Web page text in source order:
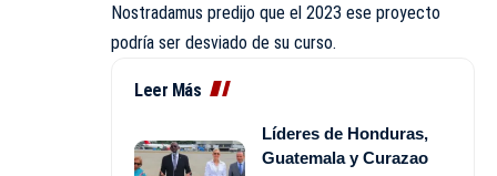
Nostradamus predijo que el 2023 ese proyecto
podría ser desviado de su curso.
Leer Más
Líderes de Honduras,
Guatemala y Curazao